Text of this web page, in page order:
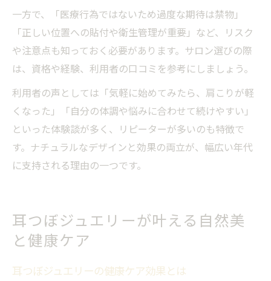
一方で、「医療行為ではないため過度な期待は禁物」
「正しい位置への貼付や衛生管理が重要」など、リスク
や注意点も知っておく必要があります。サロン選びの際
は、資格や経験、利用者の口コミを参考にしましょう。
利用者の声としては「気軽に始めてみたら、肩こりが軽
くなった」「自分の体調や悩みに合わせて続けやすい」
といった体験談が多く、リピーターが多いのも特徴で
す。ナチュラルなデザインと効果の両立が、幅広い年代
に支持される理由の一つです。
耳つぼジュエリーが叶える自然美
と健康ケア
耳つぼジュエリーの健康ケア効果とは